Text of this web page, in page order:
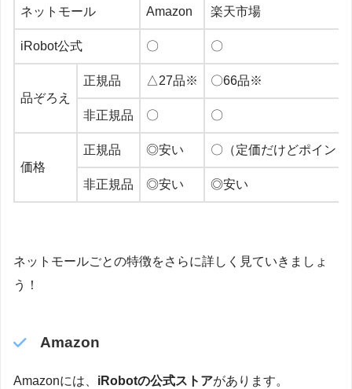
ネットモール Amazon 楽天市場
iRobot公式 〇 〇
品ぞろえ
正規品 △27品※ 〇66品※
非正規品 〇 〇
価格
正規品 ◎安い 〇（定価だけどポイン
非正規品 ◎安い ◎安い
ネットモールごとの特徴をさらに詳しく見ていきましょ
う！
Amazon
Amazonには、 iRobotの公式ストアがあります。